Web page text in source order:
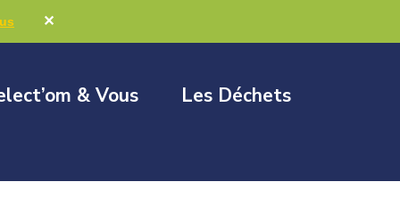
✕
& Vous Les Déchets